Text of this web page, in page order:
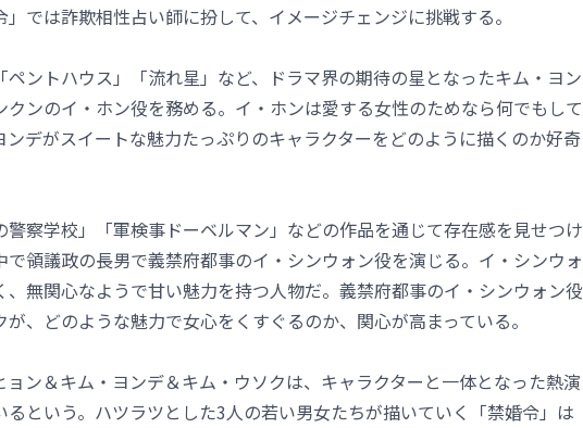
では詐欺相性占い師に扮して、イメージチェンジに挑戦する。
ペントハウス」「流れ星」など、ドラマ界の期待の星となったキム・ヨン
クンのイ・ホン役を務める。イ・ホンは愛する女性のためなら何でもして
ンデがスイートな魅力たっぷりのキャラクターをどのように描くのか好奇
警察学校」「軍検事ドーベルマン」などの作品を通じて存在感を見せつけ
で領議政の長男で義禁府都事のイ・シンウォン役を演じる。イ・シンウォ
、無関心なようで甘い魅力を持つ人物だ。義禁府都事のイ・シンウォン役
、どのような魅力で女心をくすぐるのか、関心が高まっている。
ョン＆キム・ヨンデ＆キム・ウソクは、キャラクターと一体となった熱演
るという。ハツラツとした3人の若い男女たちが描いていく「禁婚令」は